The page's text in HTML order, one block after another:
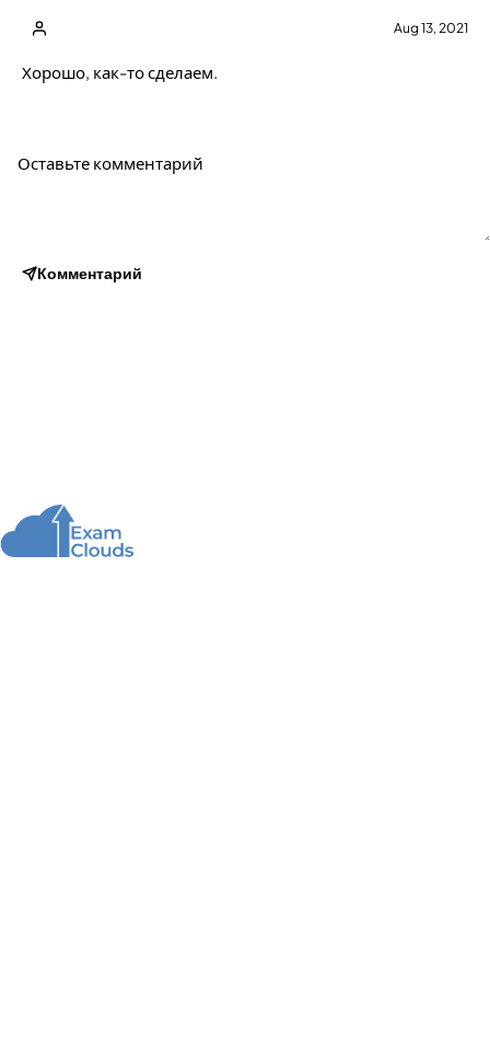
Aug 13, 2021
Хорошо, как-то сделаем.
Комментарий